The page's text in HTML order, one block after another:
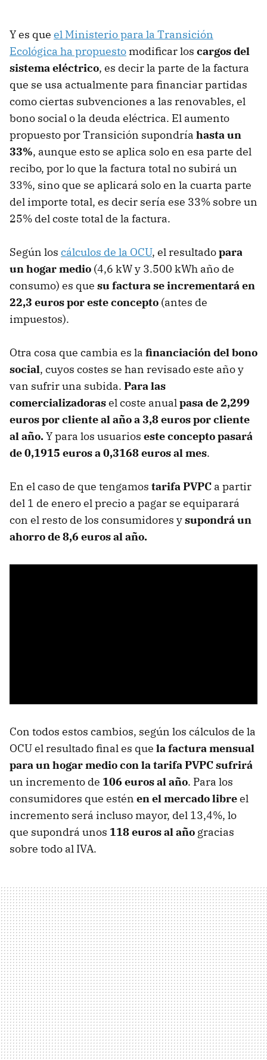
Y es que el Ministerio para la Transición
Ecológica ha propuesto modificar los cargos del
sistema eléctrico, es decir la parte de la factura
que se usa actualmente para financiar partidas
como ciertas subvenciones a las renovables, el
bono social o la deuda eléctrica. El aumento
propuesto por Transición supondría hasta un
33%, aunque esto se aplica solo en esa parte del
recibo, por lo que la factura total no subirá un
33%, sino que se aplicará solo en la cuarta parte
del importe total, es decir sería ese 33% sobre un
25% del coste total de la factura.
Según los cálculos de la OCU, el resultadopara
un hogar medio (4,6 kW y 3.500 kWh año de
consumo) es que su factura se incrementará en
22,3 euros por este concepto (antes de
impuestos).
Otra cosa que cambia es la financiación del bono
social, cuyos costes se han revisado este año y
van sufrir una subida. Para las
comercializadorasel coste anualpasa de 2,299
euros por cliente al año a 3,8 euros por cliente
al año.Y para los usuarios este concepto pasará
de 0,1915 euros a 0,3168 euros al mes.
En el caso de que tengamos tarifa PVPC a partir
del 1 de enero el precio a pagar se equiparará
con el resto de los consumidores ysupondrá un
ahorro de 8,6 euros al año.
Con todos estos cambios, según los cálculos de la
OCUel resultado final es que la factura mensual
para un hogar medio con la tarifa PVPC sufrirá
un incremento de 106 euros al año. Para los
consumidores que estén en el mercado libreel
incremento será incluso mayor, del 13,4%, lo
que supondrá unos 118 euros al año gracias
sobre todo al IVA.